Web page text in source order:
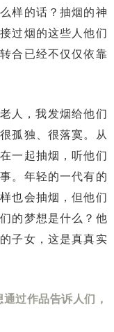
样的话？抽烟的神
过烟的这些人他们
合已经不仅仅依靠
人，我发烟给他们
孤独、很落寞。从
一起抽烟，听他们
。年轻的一代有的
也会抽烟，但他们
的梦想是什么？他
子女，这是真真实
过作品告诉人们，